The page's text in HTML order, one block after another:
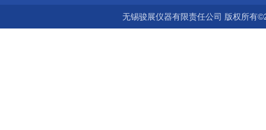
无锡骏展仪器有限责任公司 版权所有